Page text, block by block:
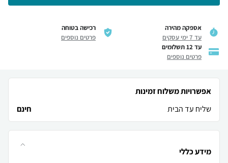
אספקה מהירה
עד 7 ימי עסקים
רכישה בטוחה
פרטים נוספים
עד 12 תשלומים
פרטים נוספים
אפשרויות משלוח זמינות
שליח עד הבית
חינם
מידע כללי